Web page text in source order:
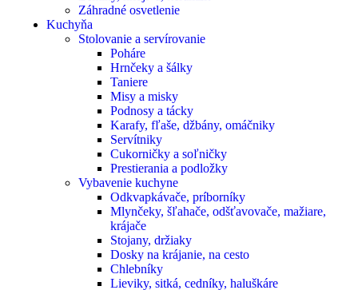
Záhradné osvetlenie
Kuchyňa
Stolovanie a servírovanie
Poháre
Hrnčeky a šálky
Taniere
Misy a misky
Podnosy a tácky
Karafy, fľaše, džbány, omáčniky
Servítniky
Cukorničky a soľničky
Prestierania a podložky
Vybavenie kuchyne
Odkvapkávače, príborníky
Mlynčeky, šľahače, odšťavovače, mažiare,
krájače
Stojany, držiaky
Dosky na krájanie, na cesto
Chlebníky
Lieviky, sitká, cedníky, haluškáre